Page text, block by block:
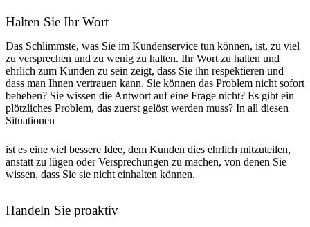
Halten Sie Ihr Wort
Das Schlimmste, was Sie im Kundenservice tun können, ist, zu viel
zu versprechen und zu wenig zu halten. Ihr Wort zu halten und
ehrlich zum Kunden zu sein zeigt, dass Sie ihn respektieren und
dass man Ihnen vertrauen kann. Sie können das Problem nicht sofort
beheben? Sie wissen die Antwort auf eine Frage nicht? Es gibt ein
plötzliches Problem, das zuerst gelöst werden muss? In all diesen
Situationen
ist es eine viel bessere Idee, dem Kunden dies ehrlich mitzuteilen,
anstatt zu lügen oder Versprechungen zu machen, von denen Sie
wissen, dass Sie sie nicht einhalten können.
Handeln Sie proaktiv